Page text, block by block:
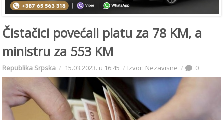
Čistačici povećali platu za 78 KM, a
ministru za 553 KM
Republika Srpska 15.03.2023. u 16:45 Izvor: Nezavisne 0